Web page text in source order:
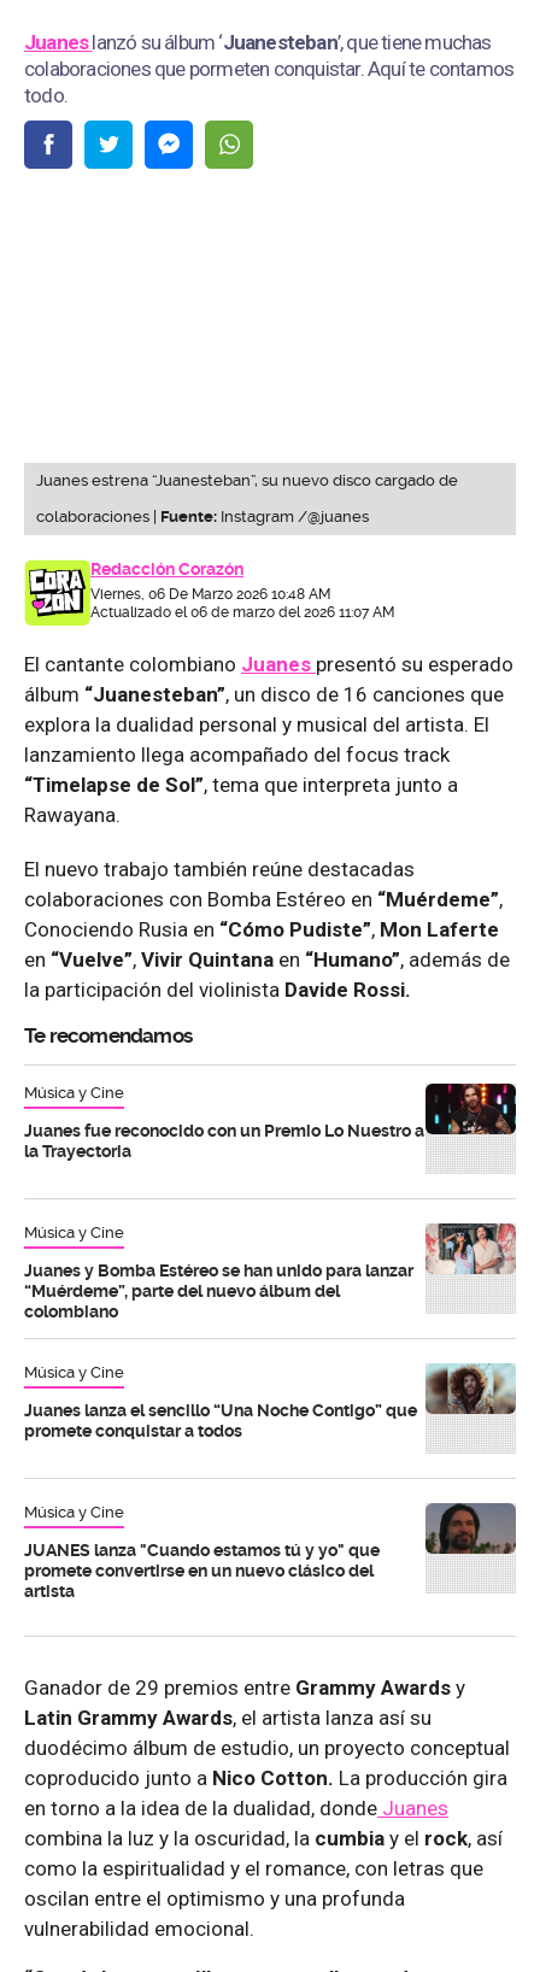
Juaneslanzó su álbum ‘Juanesteban’, que tiene muchas
colaboraciones que pormeten conquistar. Aquí te contamos
todo.
Juanes estrena “Juanesteban”, su nuevo disco cargado de
colaboraciones | Fuente: Instagram /@juanes
Redacción Corazón
Viernes, 06 De Marzo 2026 10:48 AM
Actualizado el 06 de marzo del 2026 11:07 AM
El cantante colombiano Juanes presentó su esperado
álbum “Juanesteban”, un disco de 16 canciones que
explora la dualidad personal y musical del artista. El
lanzamiento llega acompañado del focus track
“Timelapse de Sol”, tema que interpreta junto a
Rawayana.
El nuevo trabajo también reúne destacadas
colaboraciones con Bomba Estéreo en “Muérdeme”,
Conociendo Rusia en “Cómo Pudiste”, Mon Laferte
en “Vuelve”, Vivir Quintana en “Humano”, además de
la participación del violinista Davide Rossi.
Te recomendamos
Música y Cine
Juanes fue reconocido con un Premio Lo Nuestro a
la Trayectoria
Música y Cine
Juanes y Bomba Estéreo se han unido para lanzar
“Muérdeme”, parte del nuevo álbum del
colombiano
Música y Cine
Juanes lanza el sencillo “Una Noche Contigo” que
promete conquistar a todos
Música y Cine
JUANES lanza "Cuando estamos tú y yo" que
promete convertirse en un nuevo clásico del
artista
Ganador de 29 premios entre Grammy Awards y
Latin Grammy Awards, el artista lanza así su
duodécimo álbum de estudio, un proyecto conceptual
coproducido junto a Nico Cotton. La producción gira
en torno a la idea de la dualidad, donde Juanes
combina la luz y la oscuridad, la cumbia y el rock, así
como la espiritualidad y el romance, con letras que
oscilan entre el optimismo y una profunda
vulnerabilidad emocional.